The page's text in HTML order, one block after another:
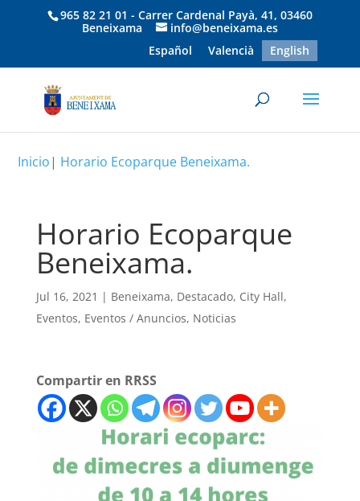
965 82 21 01 - Carrer Cardenal Payà, 41, 03460
Beneixama
info@beneixama.es
Español
Valencià English
Inicio| Horario Ecoparque Beneixama.
Horario Ecoparque
Beneixama.
Jul 16, 2021 | Beneixama, Destacado, City Hall,
Eventos, Eventos / Anuncios, Noticias
Compartir en RRSS